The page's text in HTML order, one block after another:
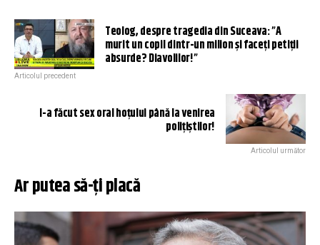
Teolog, despre tragedia din Suceava: ”A
murit un copil dintr-un milion și faceți petiții
absurde? Diavolilor!”
Articolul precedent
I-a făcut sex oral hoțului până la venirea
polițiștilor!
Articolul următor
Ar putea să-ți placă